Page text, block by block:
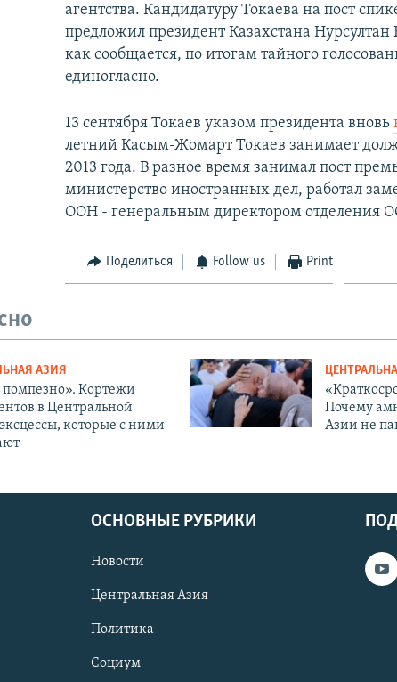
агентства. Кандидатуру Токаева на пост
предложил президент Казахстана
как сообщается, по итогам тайного
единогласно.
13 сентября Токаев указом президента вновь
летний Касым-Жомарт Токаев занимает
2013 года. В разное время занимал пост
министерство иностранных дел, работал
ООН - генеральным директором отделения
Поделиться Follow us Print
АЗИЯ
Кортежи
в Центральной
которые с ними
Почему
Азии не
ОСНОВНЫЕ РУБРИКИ
Новости
Центральная Азия
Политика
Социум